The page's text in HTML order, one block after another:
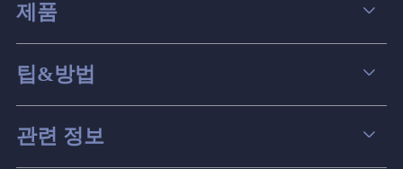
제품
데이터 복구
파티션 관리
스크린 레코더
팁&방법
컴퓨터 데이터 복구 팁
관련 정보